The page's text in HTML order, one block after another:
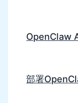
OpenClaw
部署